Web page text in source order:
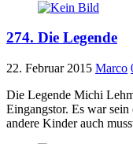
274. Die Legende
22. Februar 2015 Marco
Die Legende Michi
Eingangstor. Es war
andere Kinder auch